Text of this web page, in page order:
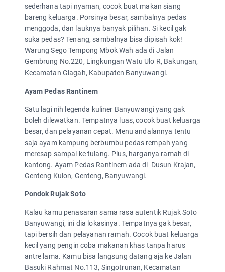
sederhana tapi nyaman, cocok buat makan siang
bareng keluarga. Porsinya besar, sambalnya pedas
menggoda, dan lauknya banyak pilihan. Si kecil gak
suka pedas? Tenang, sambalnya bisa dipisah kok!
Warung Sego Tempong Mbok Wah ada di Jalan
Gembrung No.220, Lingkungan Watu Ulo R, Bakungan,
Kecamatan Glagah, Kabupaten Banyuwangi.
Ayam Pedas Rantinem
Satu lagi nih legenda kuliner Banyuwangi yang gak
boleh dilewatkan. Tempatnya luas, cocok buat keluarga
besar, dan pelayanan cepat. Menu andalannya tentu
saja ayam kampung berbumbu pedas rempah yang
meresap sampai ke tulang. Plus, harganya ramah di
kantong. Ayam Pedas Rantinem ada di Dusun Krajan,
Genteng Kulon, Genteng, Banyuwangi.
Pondok Rujak Soto
Kalau kamu penasaran sama rasa autentik Rujak Soto
Banyuwangi, ini dia lokasinya. Tempatnya gak besar,
tapi bersih dan pelayanan ramah. Cocok buat keluarga
kecil yang pengin coba makanan khas tanpa harus
antre lama. Kamu bisa langsung datang aja ke Jalan
Basuki Rahmat No.113, Singotrunan, Kecamatan